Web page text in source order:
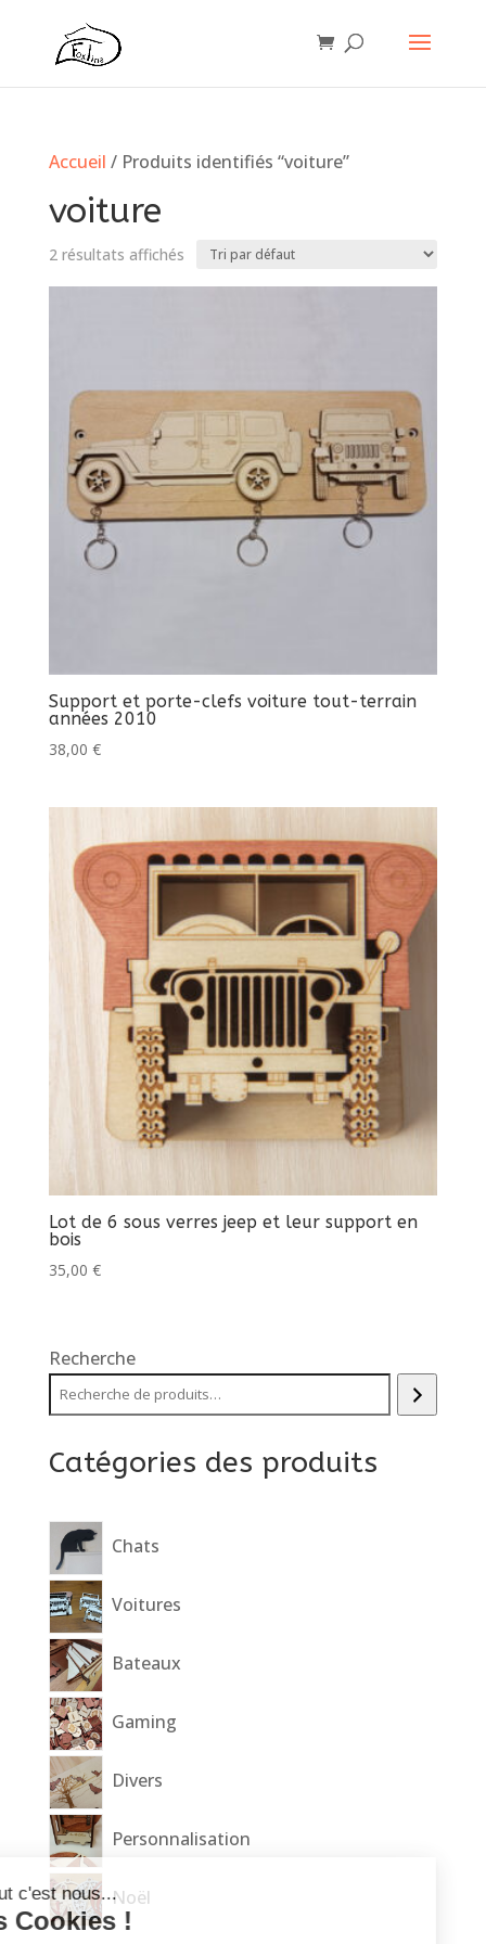
Accueil / Produits identifiés “voiture”
voiture
2 résultats affichés
Support et porte-clefs voiture tout-terrain
années 2010
38,00 €
Lot de 6 sous verres jeep et leur support en
bois
35,00 €
Recherche
Catégories des produits
Chats
Voitures
Bateaux
Gaming
Divers
Personnalisation
Noël
Salut c'est nous...
les Cookies !